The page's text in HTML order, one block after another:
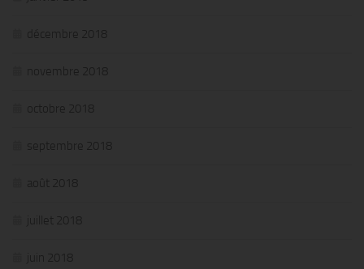
décembre 2018
novembre 2018
octobre 2018
septembre 2018
août 2018
juillet 2018
juin 2018